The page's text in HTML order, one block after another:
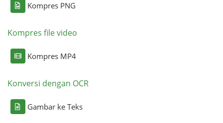
Kompres PNG
Kompres file video
Kompres MP4
Konversi dengan OCR
Gambar ke Teks